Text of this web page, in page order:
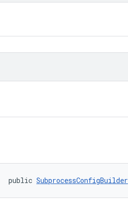
public SubprocessConfigBuilder